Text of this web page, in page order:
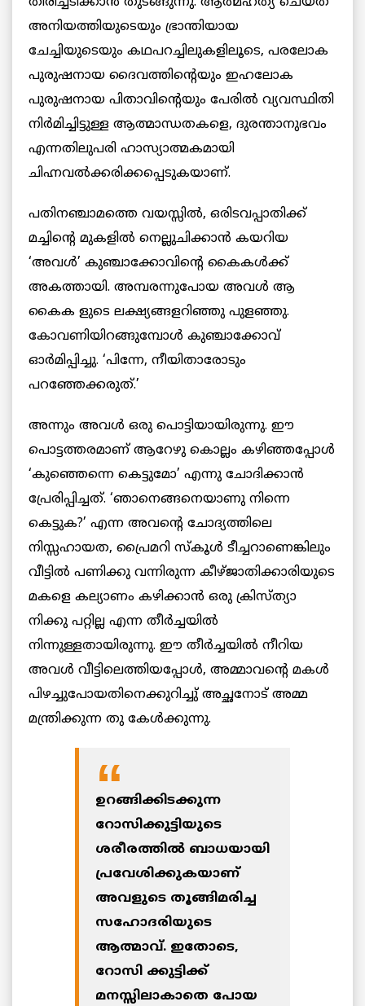
അനിയത്തിയുടെയും ഭ്രാന്തിയായ
ചേച്ചിയുടെയും കഥപറച്ചിലുകളിലൂടെ, പരലോക
പുരുഷനായ ദൈവത്തിന്‍റെയും ഇഹലോക
പുരുഷനായ പിതാവിന്‍റെയും പേരില്‍ വ്യവസ്ഥിതി
നിര്‍മിച്ചിട്ടുള്ള ആത്മാന്ധതകളെ, ദുരന്താനുഭവം
എന്നതിലുപരി ഹാസ്യാത്മകമായി
ചിഹ്നവല്‍ക്കരിക്കപ്പെടുകയാണ്.
പതിനഞ്ചാമത്തെ വയസ്സില്‍, ഒരിടവപ്പാതിക്ക്
മച്ചിന്‍റെ മുകളില്‍ നെല്ലുചിക്കാന്‍ കയറിയ
‘അവള്‍’ കുഞ്ചാക്കോവിന്‍റെ കൈകള്‍ക്ക്
അകത്തായി. അമ്പരന്നുപോയ അവള്‍ ആ
കൈക ളുടെ ലക്ഷ്യങ്ങളറിഞ്ഞു പുളഞ്ഞു.
കോവണിയിറങ്ങുമ്പോള്‍ കുഞ്ചാക്കോവ്
ഓര്‍മിപ്പിച്ചു. ‘പിന്നേ, നീയിതാരോടും
പറഞ്ഞേക്കരുത്.’
അന്നും അവള്‍ ഒരു പൊട്ടിയായിരുന്നു. ഈ
പൊട്ടത്തരമാണ് ആറേഴു കൊല്ലം കഴിഞ്ഞപ്പോള്‍
‘കുഞ്ഞെന്നെ കെട്ടുമോ’ എന്നു ചോദിക്കാന്‍
പ്രേരിപ്പിച്ചത്. ‘ഞാനെങ്ങനെയാണു നിന്നെ
കെട്ടുക?’ എന്ന അവന്‍റെ ചോദ്യത്തിലെ
നിസ്സഹായത, പ്രൈമറി സ്കൂള്‍ ടീച്ചറാണെങ്കിലും
വീട്ടില്‍ പണിക്കു വന്നിരുന്ന കീഴ്ജാതിക്കാരിയുടെ
മകളെ കല്യാണം കഴിക്കാന്‍ ഒരു ക്രിസ്ത്യാ
നിക്കു പറ്റില്ല എന്ന തീര്‍ച്ചയില്‍
നിന്നുള്ളതായിരുന്നു. ഈ തീര്‍ച്ചയില്‍ നീറിയ
അവള്‍ വീട്ടിലെത്തിയപ്പോള്‍, അമ്മാവന്‍റെ മകള്‍
പിഴച്ചുപോയതിനെക്കുറിച്ചു് അച്ഛനോട് അമ്മ
മന്ത്രിക്കുന്ന തു കേള്‍ക്കുന്നു.
ഉറങ്ങിക്കിടക്കുന്ന
റോസിക്കുട്ടിയുടെ
ശരീരത്തില്‍ ബാധയായി
പ്രവേശിക്കുകയാണ്
അവളുടെ തൂങ്ങിമരിച്ച
സഹോദരിയുടെ
ആത്മാവ്. ഇതോടെ,
റോസി ക്കുട്ടിക്ക്
മനസ്സിലാകാതെ പോയ